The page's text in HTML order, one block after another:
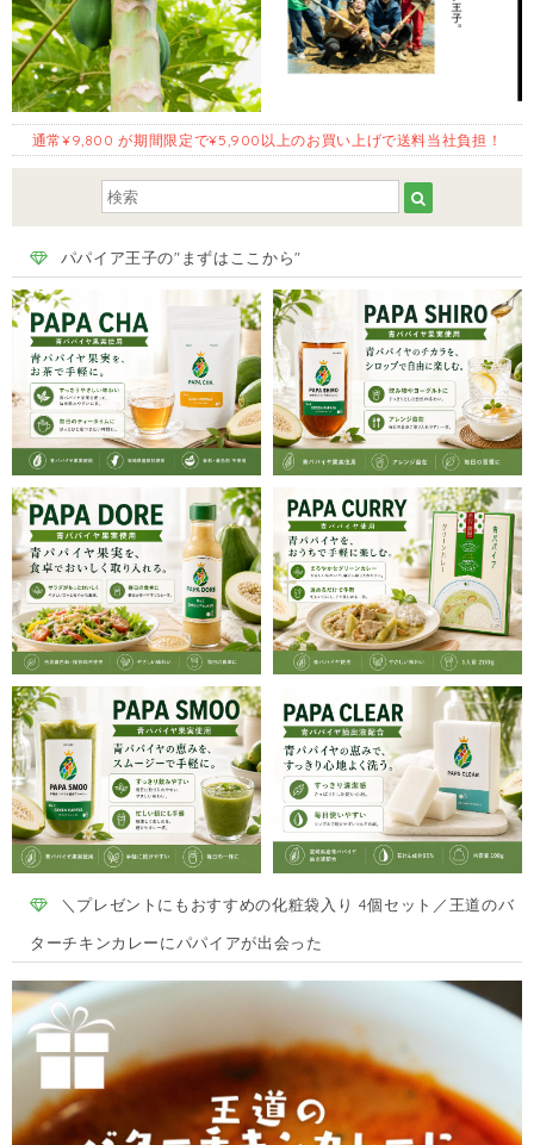
通常¥9,800 が期間限定で¥5,900以上のお買い上げで送料当社負担！
パパイア王子の"まずはここから"
＼プレゼントにもおすすめの化粧袋入り 4個セット／王道のバ
ターチキンカレーにパパイアが出会った